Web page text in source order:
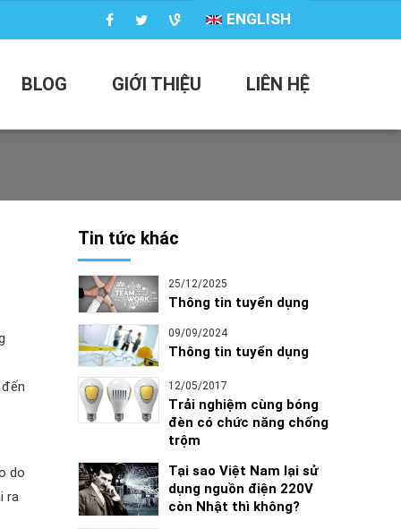
ENGLISH
BLOG GIỚI THIỆU LIÊN HỆ
do
ra
Tin tức khác
25/12/2025
Thông tin tuyển dụng
09/09/2024
Thông tin tuyển dụng
12/05/2017
Trải nghiệm cùng bóng
đèn có chức năng chống
trộm
Tại sao Việt Nam lại sử
dụng nguồn điện 220V
còn Nhật thì không?